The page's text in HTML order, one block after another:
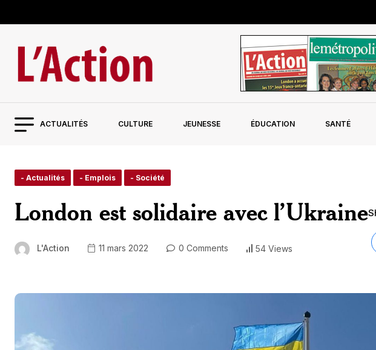
ACTUALITÉS CULTURE JEUNESSE ÉDUCATION SANTÉ
- Actualités - Emplois - Société
London est solidaire avec l’Ukraine
L'Action 11 mars 2022 0 Comments 54 Views